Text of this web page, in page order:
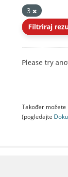
3
Filtriraj
Please try
Također
(pogledajte